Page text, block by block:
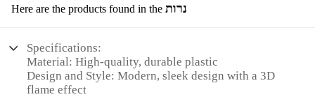
Here are the products found in the נרות
Specifications:
Material: High-quality, durable plastic
Design and Style: Modern, sleek design with a 3D
flame effect